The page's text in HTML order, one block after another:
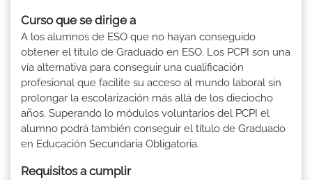
Curso que se dirige a
A los alumnos de ESO que no hayan conseguido
obtener el título de Graduado en ESO. Los PCPI son una
vía alternativa para conseguir una cualificación
profesional que facilite su acceso al mundo laboral sin
prolongar la escolarización más allá de los dieciocho
años. Superando lo módulos voluntarios del PCPI el
alumno podrá también conseguir el título de Graduado
en Educación Secundaria Obligatoria.
Requisitos a cumplir